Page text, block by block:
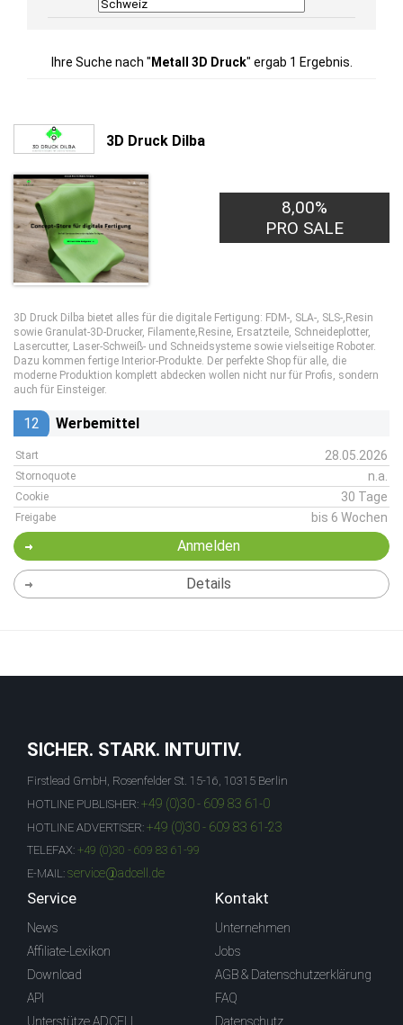
Ihre Suche nach " Metall 3D Druck" ergab 1 Ergebnis.
3D Druck Dilba
8,00%
PRO SALE
3D Druck Dilba bietet alles für die digitale Fertigung: FDM-, SLA-, SLS‑,Resin
sowie Granulat-3D‑Drucker, Filamente,Resine, Ersatzteile, Schneideplotter,
Lasercutter, Laser‑Schweiß- und Schneidsysteme sowie vielseitige Roboter.
Dazu kommen fertige Interior‑Produkte. Der perfekte Shop für alle, die
moderne Produktion komplett abdecken wollen nicht nur für Profis, sondern
auch für Einsteiger.
12 Werbemittel
Start 28.05.2026
Stornoquote n.a.
Cookie 30 Tage
Freigabe bis 6 Wochen
Anmelden
Details
SICHER. STARK. INTUITIV.
Firstlead GmbH, Rosenfelder St. 15-16, 10315 Berlin
HOTLINE PUBLISHER: +49 (0)30 - 609 83 61-0
HOTLINE ADVERTISER: +49 (0)30 - 609 83 61-23
TELEFAX: +49 (0)30 - 609 83 61-99
E-MAIL: service@adcell.de
Service
News
Affiliate-Lexikon
Download
API
Unterstütze ADCELL
Kontakt
Unternehmen
Jobs
AGB & Datenschutzerklärung
FAQ
Datenschutz